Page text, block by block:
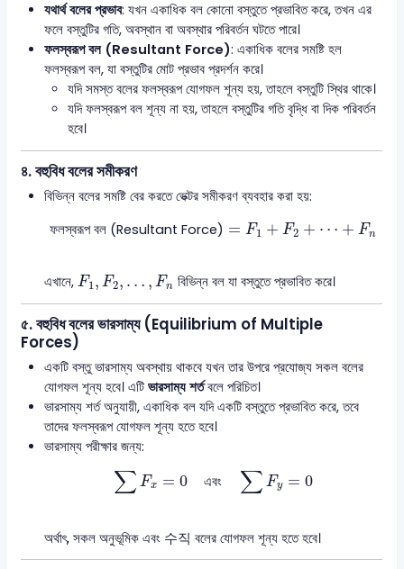
যথার্থ বলের প্রভাব: যখন একাধিক বল কোনো বস্তুতে প্রভাবিত করে, তখন এর
ফলে বস্তুটির গতি, অবস্থান বা অবস্থার পরিবর্তন ঘটতে পারে।
ফলস্বরূপ বল (Resultant Force): একাধিক বলের সমষ্টি হল
ফলস্বরূপ বল, যা বস্তুটির মোট প্রভাব প্রদর্শন করে।
যদি সমস্ত বলের ফলস্বরূপ যোগফল শূন্য হয়, তাহলে বস্তুটি স্থির থাকে।
যদি ফলস্বরূপ বল শূন্য না হয়, তাহলে বস্তুটির গতি বৃদ্ধি বা দিক পরিবর্তন
হবে।
৪.বহুবিধ বলের সমীকরণ
বিভিন্ন বলের সমষ্টি বের করতে ভেক্টর সমীকরণ ব্যবহার করা হয়:
ফলস্বরূপ বল (Resultant Force) = F1 + F2 + ⋯ + Fn
ফলস্বরূপ বল (Resultant Force) = F1+ F2 ⋯+ Fn
এখানে, F1 , F2, … , Fn
F1, 2, বিভিন্ন বল যা বস্তুতে প্রভাবিত করে।
৫.বহুবিধ বলের ভারসাম্য (Equilibrium of Multiple
Forces)
একটি বস্তু ভারসাম্য অবস্থায় থাকবে যখন তার উপরে প্রযোজ্য সকল বলের
যোগফল শূন্য হবে। এটি ভারসাম্য শর্তবলে পরিচিত।
ভারসাম্য শর্ত অনুযায়ী, একাধিক বল যদি একটি বস্তুতে প্রভাবিত করে, তবে
তাদের ফলস্বরূপ যোগফল শূন্য হতে হবে।
ভারসাম্য পরীক্ষার জন্য:
∑ Fx = 0 এবং ∑ Fy = 0
= Fy= 0
অর্থাৎ, সকল অনুভূমিক এবং 수직 বলের যোগফল শূন্য হতে হবে।